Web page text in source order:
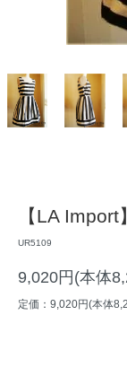
【LA
UR5109
9,020円(本体
定価：9,020円(本体